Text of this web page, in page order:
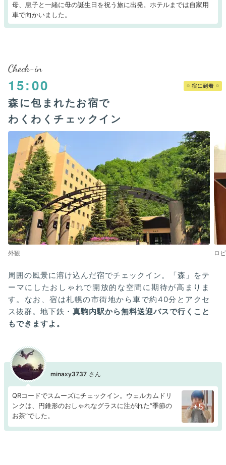
母、息子と一緒に母の誕生日を祝う旅に出発。ホテルまでは自家用
車で向かいました。
Check-in
15:00 宿に到着
森に包まれたお宿で
わくわくチェックイン
外観 ロ
周囲の風景に溶け込んだ宿でチェックイン。「森」をテ
ーマにしたおしゃれで開放的な空間に期待が高まりま
す。なお、宿は札幌の市街地から車で約40分とアクセ
ス抜群。地下鉄・真駒内駅から無料送迎バスで行くこと
もできますよ。
minaxy3737
QRコードでスムーズにチェックイン。ウェルカムドリ
ンクは、円錐形のおしゃれなグラスに注がれた“季節の
お茶”でした。
+5